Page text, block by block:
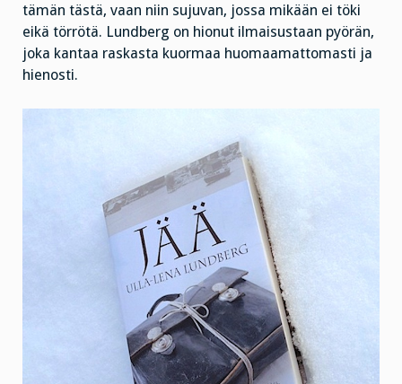
tämän tästä, vaan niin sujuvan, jossa mikään ei töki
eikä törrötä. Lundberg on hionut ilmaisustaan pyörän,
joka kantaa raskasta kuormaa huomaamattomasti ja
hienosti.